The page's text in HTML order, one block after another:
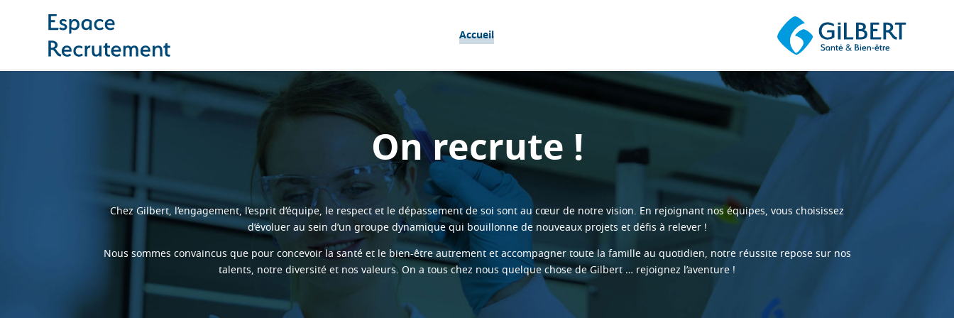
Accueil
On recrute !
Chez Gilbert, l’engagement, l’esprit d’équipe, le respect et le dépassement de soi sont au cœur de notre vision. En rejoignant nos équipes, vous choisissez
d’évoluer au sein d’un groupe dynamique qui bouillonne de nouveaux projets et défis à relever !
Nous sommes convaincus que pour concevoir la santé et le bien-être autrement et accompagner toute la famille au quotidien, notre réussite repose sur nos
talents, notre diversité et nos valeurs. On a tous chez nous quelque chose de Gilbert … rejoignez l’aventure !